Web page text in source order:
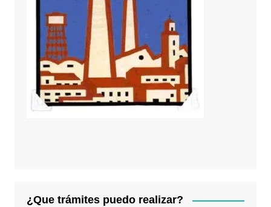
¿Que trámites puedo realizar?